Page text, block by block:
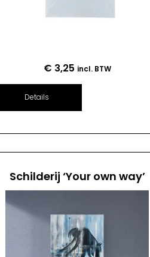
€ 3,25 incl. BTW
Details
Schilderij ‘Your own way’